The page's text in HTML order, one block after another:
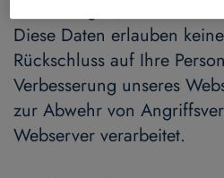
Diese Daten erlauben
Rückschluss auf Ihre
Verbesserung unseres
zur Abwehr von
Webserver verarbeitet.